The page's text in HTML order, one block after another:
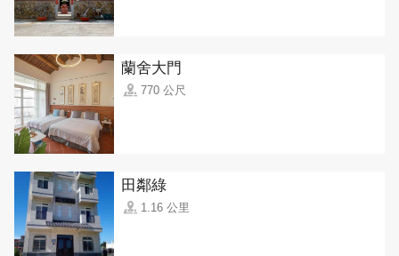
蘭舍大門
770 公尺
田鄰綠
1.16 公里